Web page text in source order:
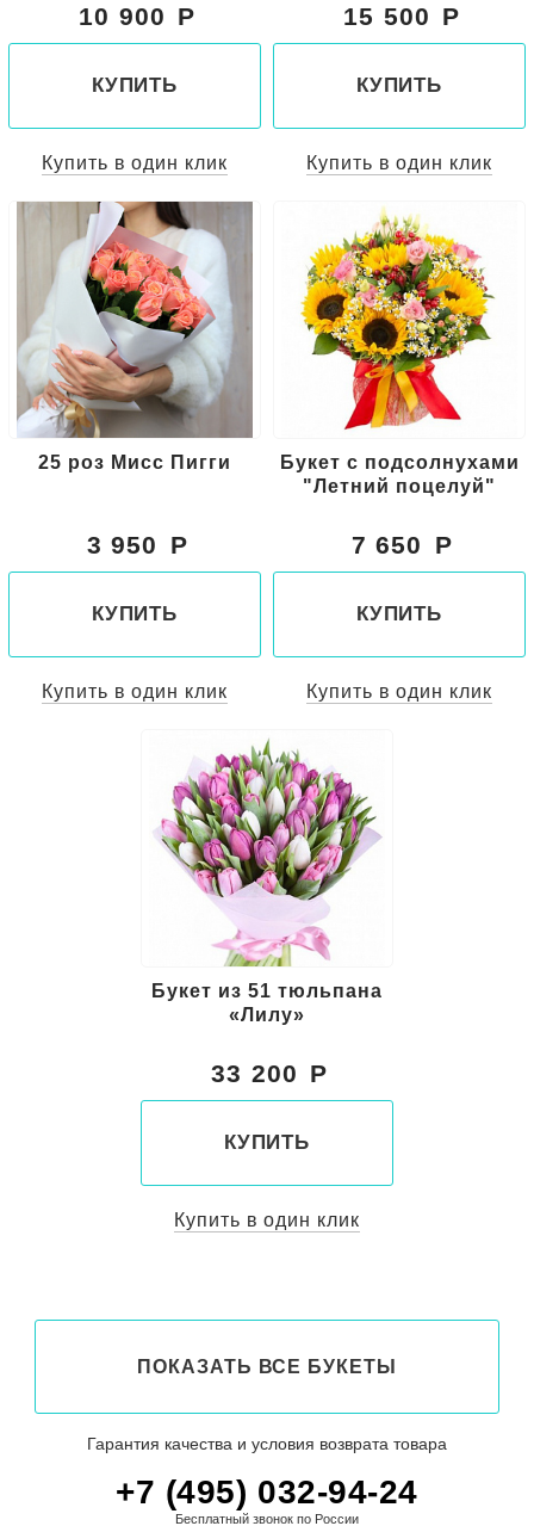
10 900
КУПИТЬ
Купить в один клик
15 500
КУПИТЬ
Купить в один клик
25 роз Мисс Пигги
3 950
КУПИТЬ
Купить в один клик
Букет с подсолнухами
"Летний поцелуй"
7 650
КУПИТЬ
Купить в один клик
Букет из 51 тюльпана
«Лилу»
33 200
КУПИТЬ
Купить в один клик
ПОКАЗАТЬ ВСЕ БУКЕТЫ
Гарантия качества и условия возврата товара
+7 (495) 032-94-24
Бесплатный звонок по России